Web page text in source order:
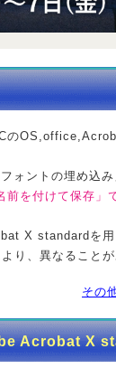
の
ォントの埋め込
を付けて保存」
X standardを用
り、異なること
その
Acrobat X